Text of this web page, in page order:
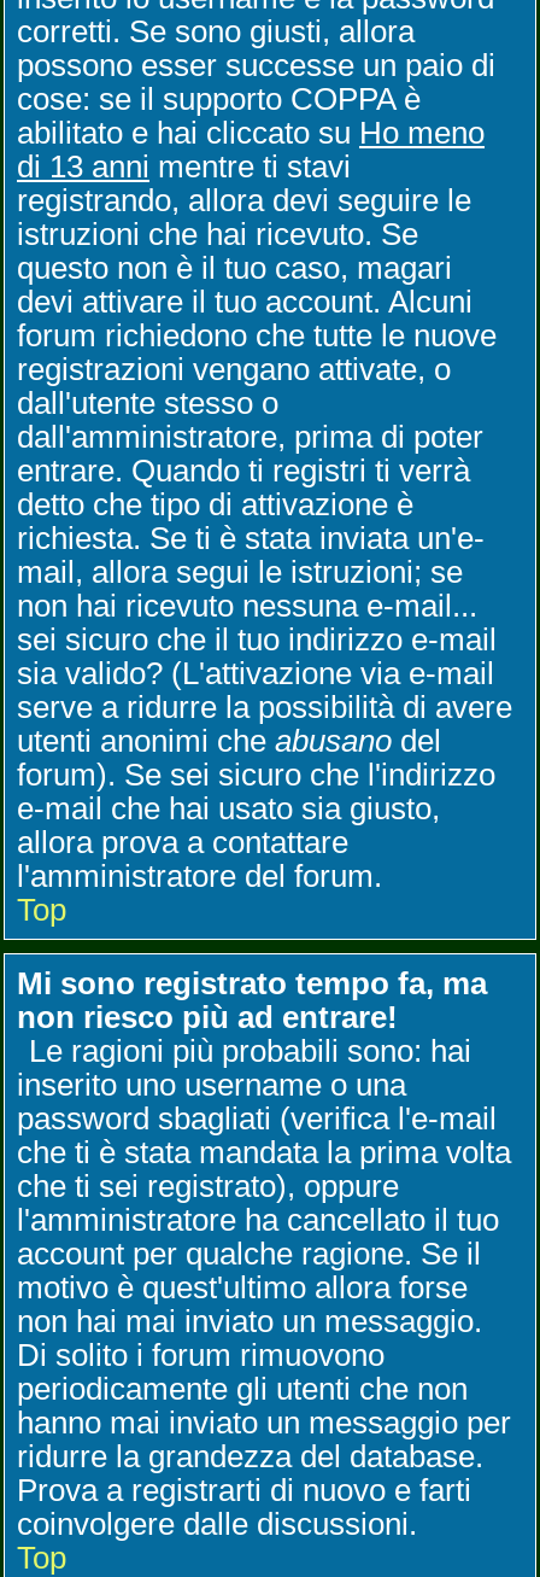
corretti. Se sono giusti, allora
possono esser successe un paio di
cose: se il supporto COPPA è
abilitato e hai cliccato su Ho meno
di 13 anni mentre ti stavi
registrando, allora devi seguire le
istruzioni che hai ricevuto. Se
questo non è il tuo caso, magari
devi attivare il tuo account. Alcuni
forum richiedono che tutte le nuove
registrazioni vengano attivate, o
dall'utente stesso o
dall'amministratore, prima di poter
entrare. Quando ti registri ti verrà
detto che tipo di attivazione è
richiesta. Se ti è stata inviata un'e-
mail, allora segui le istruzioni; se
non hai ricevuto nessuna e-mail...
sei sicuro che il tuo indirizzo e-mail
sia valido? (L'attivazione via e-mail
serve a ridurre la possibilità di avere
utenti anonimi che abusano del
forum). Se sei sicuro che l'indirizzo
e-mail che hai usato sia giusto,
allora prova a contattare
l'amministratore del forum.
Top
Mi sono registrato tempo fa, ma
non riesco più ad entrare!
Le ragioni più probabili sono: hai
inserito uno username o una
password sbagliati (verifica l'e-mail
che ti è stata mandata la prima volta
che ti sei registrato), oppure
l'amministratore ha cancellato il tuo
account per qualche ragione. Se il
motivo è quest'ultimo allora forse
non hai mai inviato un messaggio.
Di solito i forum rimuovono
periodicamente gli utenti che non
hanno mai inviato un messaggio per
ridurre la grandezza del database.
Prova a registrarti di nuovo e farti
coinvolgere dalle discussioni.
Top